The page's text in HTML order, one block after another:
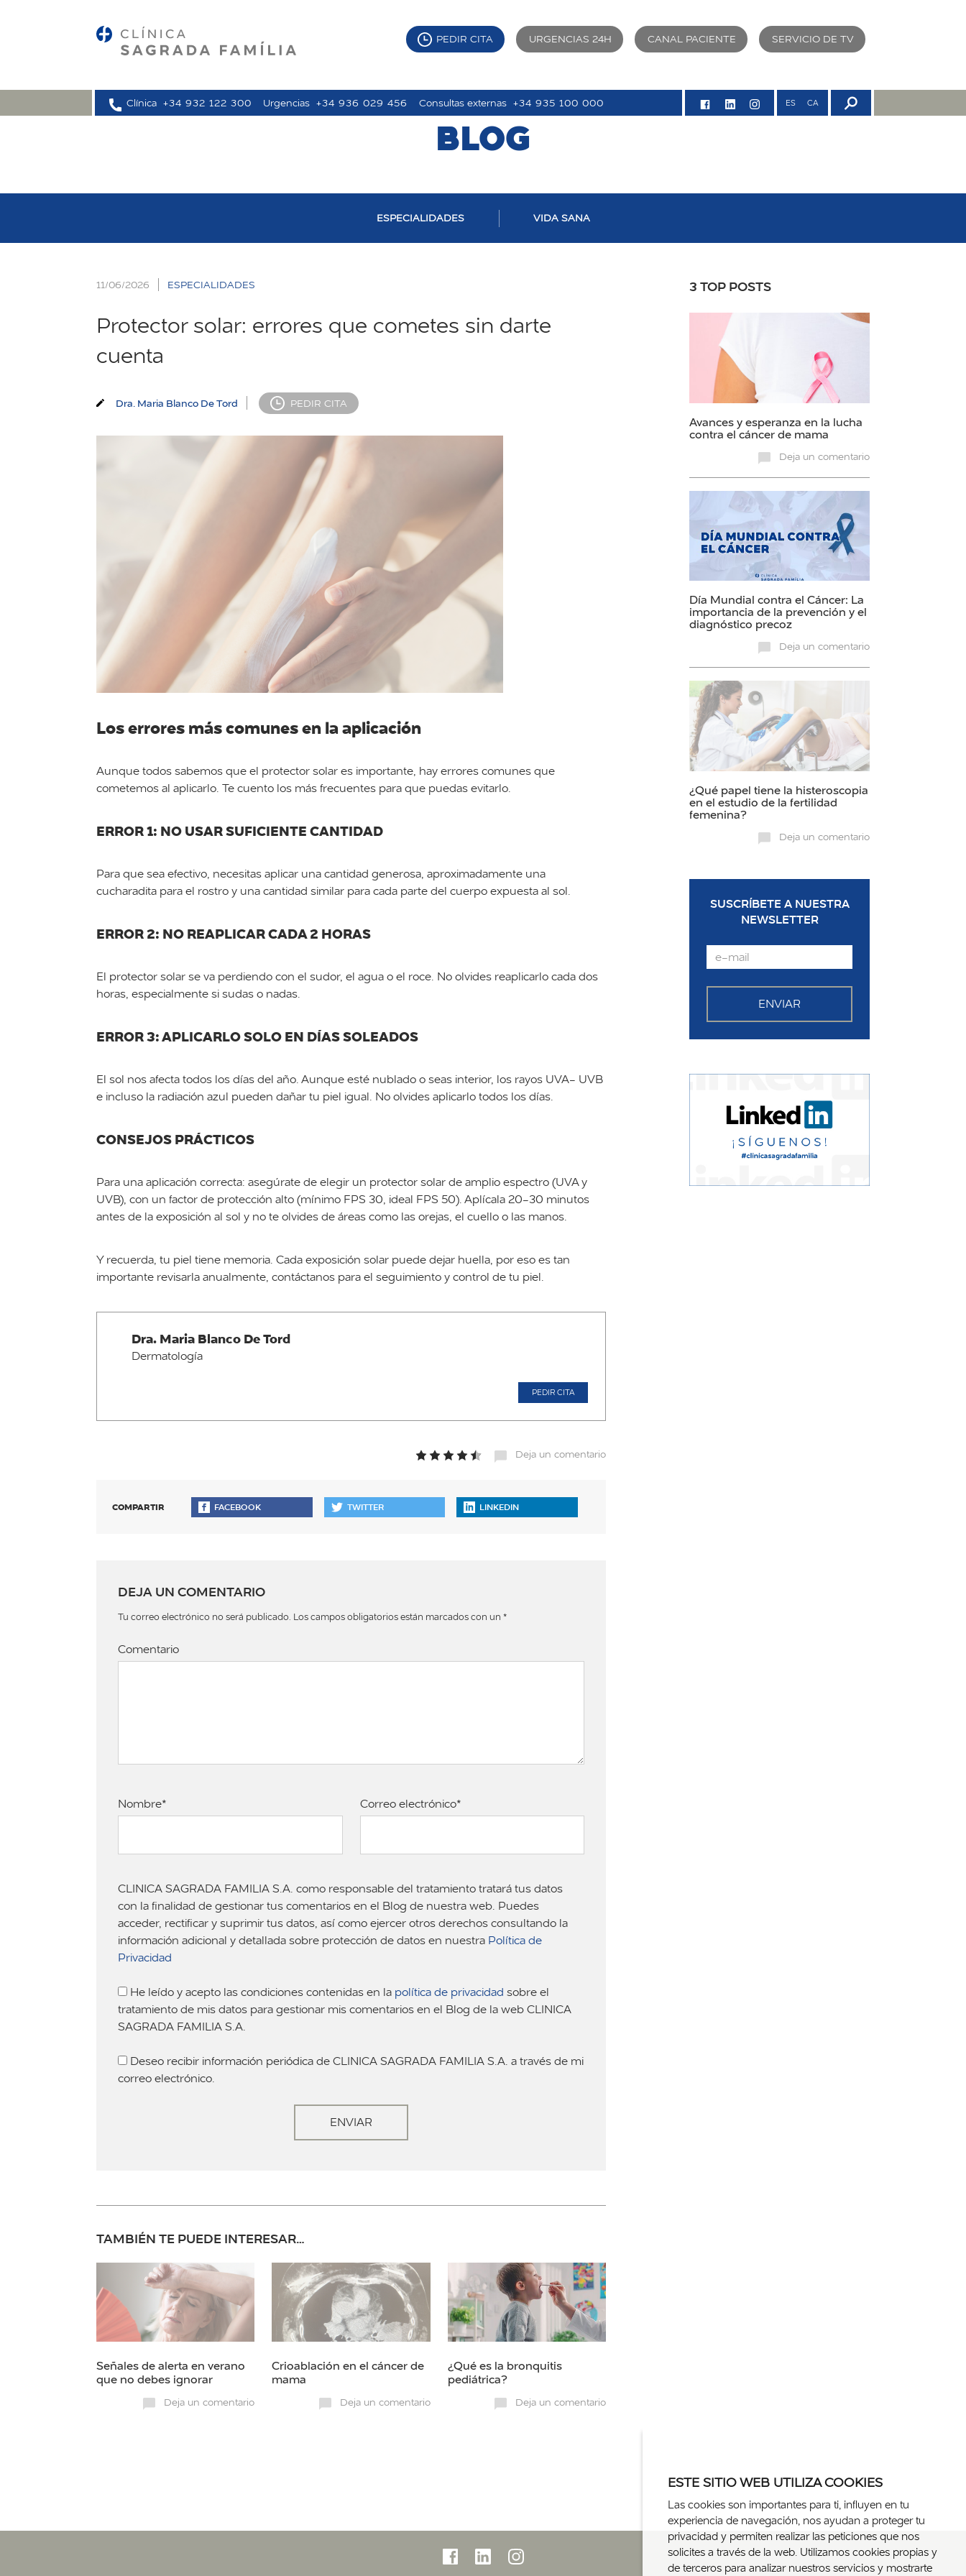
PEDIR CITA URGENCIAS 24H CANAL PACIENTE SERVICIO DE TV
Clínica +34 932 122 300 Urgencias +34 936 029 456 Consultas externas +34 935 100 000 ES CA
BLOG
ESPECIALIDADES VIDA SANA
11/06/2026 ESPECIALIDADES
Protector solar: errores que cometes sin darte
cuenta
Dra. Maria Blanco De Tord PEDIR CITA
Los errores más comunes en la aplicación
Aunque todos sabemos que el protector solar es importante, hay errores comunes que
cometemos al aplicarlo. Te cuento los más frecuentes para que puedas evitarlo.
ERROR 1: NO USAR SUFICIENTE CANTIDAD
Para que sea efectivo, necesitas aplicar una cantidad generosa, aproximadamente una
cucharadita para el rostro y una cantidad similar para cada parte del cuerpo expuesta al sol.
ERROR 2: NO REAPLICAR CADA 2 HORAS
El protector solar se va perdiendo con el sudor, el agua o el roce. No olvides reaplicarlo cada dos
horas, especialmente si sudas o nadas.
ERROR 3: APLICARLO SOLO EN DÍAS SOLEADOS
El sol nos afecta todos los días del año. Aunque esté nublado o seas interior, los rayos UVA- UVB
e incluso la radiación azul pueden dañar tu piel igual. No olvides aplicarlo todos los días.
CONSEJOS PRÁCTICOS
Para una aplicación correcta: asegúrate de elegir un protector solar de amplio espectro (UVA y
UVB), con un factor de protección alto (mínimo FPS 30, ideal FPS 50). Aplícala 20-30 minutos
antes de la exposición al sol y no te olvides de áreas como las orejas, el cuello o las manos.
Y recuerda, tu piel tiene memoria. Cada exposición solar puede dejar huella, por eso es tan
importante revisarla anualmente, contáctanos para el seguimiento y control de tu piel.
Dra. Maria Blanco De Tord
Dermatología
PEDIR CITA
Deja un comentario
COMPARTIR FACEBOOK TWITTER LINKEDIN
DEJA UN COMENTARIO
Tu correo electrónico no será publicado. Los campos obligatorios están marcados con un *
Comentario
Nombre* Correo electrónico*
CLINICA SAGRADA FAMILIA S.A. como responsable del tratamiento tratará tus datos
con la finalidad de gestionar tus comentarios en el Blog de nuestra web. Puedes
acceder, rectificar y suprimir tus datos, así como ejercer otros derechos consultando la
información adicional y detallada sobre protección de datos en nuestra Política de
Privacidad
He leído y acepto las condiciones contenidas en la política de privacidad sobre el
tratamiento de mis datos para gestionar mis comentarios en el Blog de la web CLINICA
SAGRADA FAMILIA S.A.
Deseo recibir información periódica de CLINICA SAGRADA FAMILIA S.A. a través de mi
correo electrónico.
ENVIAR
TAMBIÉN TE PUEDE INTERESAR…
Señales de alerta en verano
que no debes ignorar
Deja un comentario
Crioablación en el cáncer de
mama
Deja un comentario
¿Qué es la bronquitis
pediátrica?
Deja un comentario
3 TOP POSTS
Avances y esperanza en la lucha
contra el cáncer de mama
Deja un comentario
Día Mundial contra el Cáncer: La
importancia de la prevención y el
diagnóstico precoz
Deja un comentario
¿Qué papel tiene la histeroscopia
en el estudio de la fertilidad
femenina?
Deja un comentario
SUSCRÍBETE A NUESTRA
NEWSLETTER
Email
ENVIAR
ESTE SITIO WEB UTILIZA COOKIES
Las cookies son importantes para ti, influyen en tu
experiencia de navegación, nos ayudan a proteger tu
privacidad y permiten realizar las peticiones que nos
solicites a través de la web. Utilizamos cookies propias y
de terceros para analizar nuestros servicios y mostrarte